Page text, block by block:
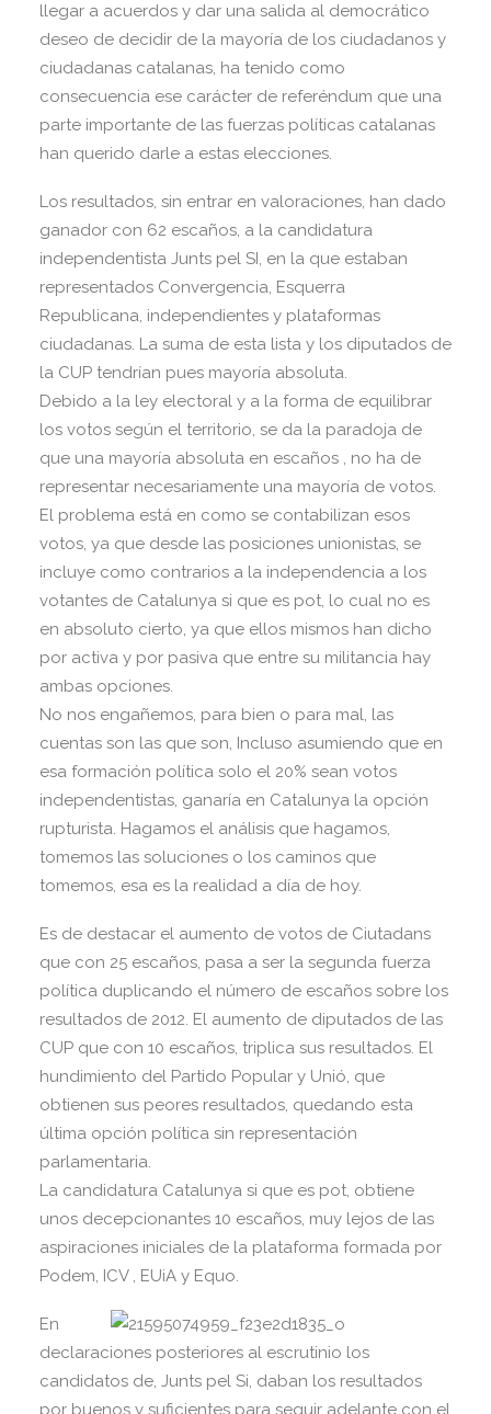
llegar a acuerdos y dar una salida al democrático
deseo de decidir de la mayoría de los ciudadanos y
ciudadanas catalanas, ha tenido como
consecuencia ese carácter de referéndum que una
parte importante de las fuerzas políticas catalanas
han querido darle a estas elecciones.
Los resultados, sin entrar en valoraciones, han dado
ganador con 62 escaños, a la candidatura
independentista Junts pel SI, en la que estaban
representados Convergencia, Esquerra
Republicana, independientes y plataformas
ciudadanas. La suma de esta lista y los diputados de
la CUP tendrían pues mayoría absoluta.
Debido a la ley electoral y a la forma de equilibrar
los votos según el territorio, se da la paradoja de
que una mayoría absoluta en escaños , no ha de
representar necesariamente una mayoría de votos.
El problema está en como se contabilizan esos
votos, ya que desde las posiciones unionistas, se
incluye como contrarios a la independencia a los
votantes de Catalunya si que es pot, lo cual no es
en absoluto cierto, ya que ellos mismos han dicho
por activa y por pasiva que entre su militancia hay
ambas opciones.
No nos engañemos, para bien o para mal, las
cuentas son las que son, Incluso asumiendo que en
esa formación política solo el 20% sean votos
independentistas, ganaría en Catalunya la opción
rupturista. Hagamos el análisis que hagamos,
tomemos las soluciones o los caminos que
tomemos, esa es la realidad a día de hoy.
Es de destacar el aumento de votos de Ciutadans
que con 25 escaños, pasa a ser la segunda fuerza
política duplicando el número de escaños sobre los
resultados de 2012. El aumento de diputados de las
CUP que con 10 escaños, triplica sus resultados. El
hundimiento del Partido Popular y Unió, que
obtienen sus peores resultados, quedando esta
última opción política sin representación
parlamentaria.
La candidatura Catalunya si que es pot, obtiene
unos decepcionantes 10 escaños, muy lejos de las
aspiraciones iniciales de la plataforma formada por
Podem, ICV , EUiA y Equo.
En
declaraciones posteriores al escrutinio los
candidatos de, Junts pel Si, daban los resultados
por buenos y suficientes para seguir adelante con el